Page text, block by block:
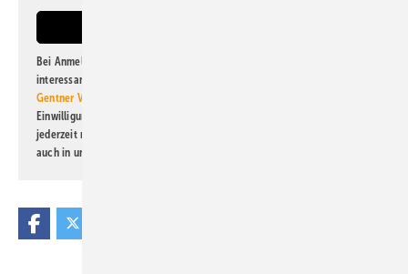
Bei Anmeldung zu diesem Newsletter bin ich damit einverstanden, über
interessante Verlags- und Online-Angebote
Gentner Verlag GmbH & Co. KG
Einwilligung kann ich jederzeit widerrufen und eine Abmeldung ist
jederzeit möglich. Informationen zum Umgang mit Daten finden Sie
auch in unserer